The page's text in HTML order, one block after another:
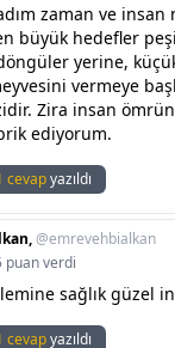
zaman ve insan
büyük hedefler
yerine,
vermeye
Zira insan
ediyorum.
cevapyazıldı
@emrevehbialkan
puan verdi
sağlık güzel
cevapyazıldı